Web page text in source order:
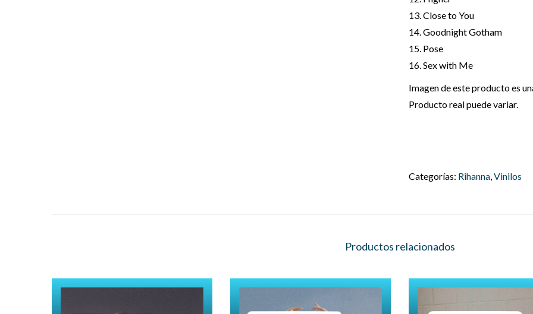
13. Close to You
14. Goodnight Gotham
15. Pose
16. Sex with Me
Imagen de este producto es
Producto real puede variar.
Categorías: Rihanna,Vinilos
Productos relacionados